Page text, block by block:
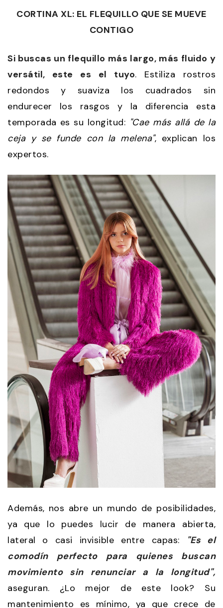
CORTINA XL: EL FLEQUILLO QUE SE MUEVE
CONTIGO
Si buscas un flequillo más largo, más fluido y
versátil, este es el tuyo. Estiliza rostros
redondos y suaviza los cuadrados sin
endurecer los rasgos y la diferencia esta
temporada es su longitud: "Cae más allá de la
ceja y se funde con la melena", explican los
expertos.
Además, nos abre un mundo de posibilidades,
ya que lo puedes lucir de manera abierta,
lateral o casi invisible entre capas:
"Es el
comodín perfecto para quienes buscan
movimiento sin renunciar a la longitud",
aseguran. ¿Lo mejor de este look? Su
mantenimiento es mínimo, ya que crece de